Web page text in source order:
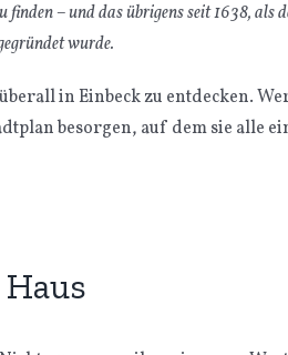
– und das übrigens seit 1638, als
wurde.
in Einbeck zu entdecken.
besorgen, auf dem sie alle